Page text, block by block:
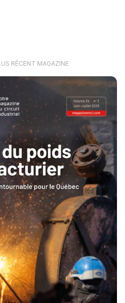
RÉCENT MAGAZINE